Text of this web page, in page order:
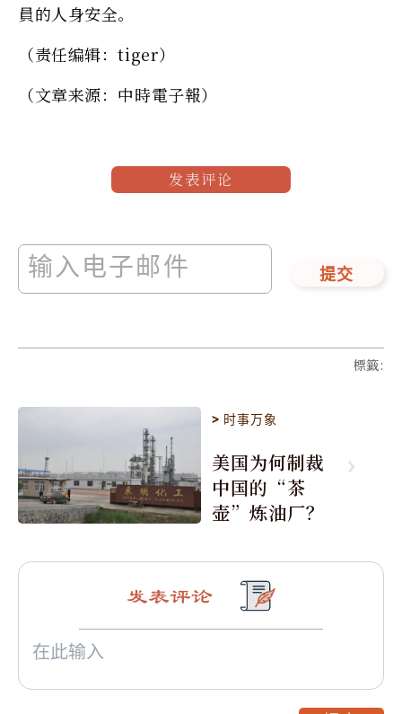
員的人身安全。
（责任编辑：tiger）
（文章来源：中時電子報）
发表评论
提交
標籤:
> 时事万象
美国为何制裁
中国的“茶
壶”炼油厂？
发表评论